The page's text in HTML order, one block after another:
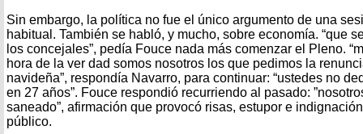
Sin embargo, la política no fue el único argumento de una
habitual. También se habló, y mucho, sobre economía. “que
los concejales”, pedía Fouce nada más comenzar el Pleno.
hora de la ver dad somos nosotros los que pedimos la
navideña”, respondía Navarro, para continuar: “ustedes no
en 27 años”. Fouce respondió recurriendo al pasado:
saneado”, afirmación que provocó risas, estupor e
público.